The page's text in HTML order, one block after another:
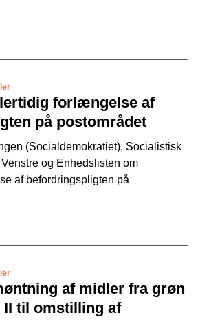
forlængelse af
på postområdet
(Socialdemokratiet), Socialistisk
og Enhedslisten om
af befordringspligten på
af midler fra grøn
til omstilling af